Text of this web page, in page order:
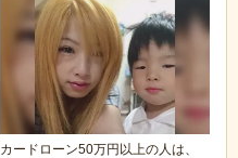
カードローン50万円以上の人は、